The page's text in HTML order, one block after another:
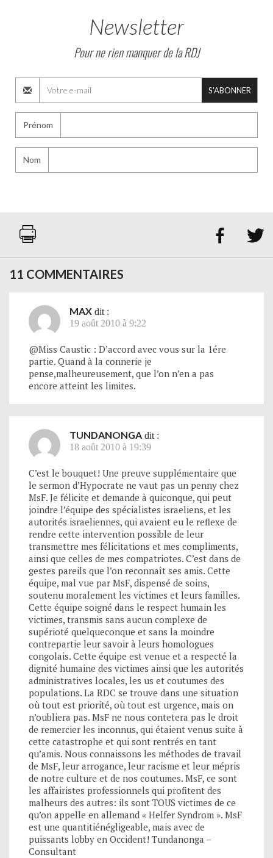
Newsletter
Pour ne rien manquer de la RDJ
S'ABONNER
Prénom
Nom
 
11 COMMENTAIRES
MAX dit :
19 août 2010 à 9:22
@Miss Caustic : D’accord avec vous sur la 1ére
partie. Quand à la connerie je
pense,malheureusement, que l’on n’en a pas
encore atteint les limites.
TUNDANONGA dit :
18 août 2010 à 19:39
C’est le bouquet! Une preuve supplémentaire que
le sermon d’Hypocrate ne vaut pas un penny chez
MsF. Je félicite et demande à quiconque, qui peut
joindre l’équipe des spécialistes israeliens, et les
autorités israeliennes, qui avaient eu le reflexe de
rendre cette intervention possible de leur
transmettre mes félicitations et mes compliments,
ainsi que celles de mes compatriotes. C’est dans de
gestes pareils que l’on reconnaît ses amis. Cette
équipe, mal vue par MsF, dispensé de soins,
soutenu moralement les victimes et leurs familles.
Cette équipe soigné dans le respect humain les
victimes, transmis sans aucun complexe de
supérioté quelqueconque et sans la moindre
contrepartie leur savoir à leurs homologues
congolais. Cette équipe est venue et a respecté la
dignité humaine des victimes ainsi que les autorités
administratives locales, les us et coutumes des
populations. La RDC se trouve dans une situation
où tout est priorité, où tout est urgence, mais on
n’oubliera pas. MsF ne nous contetera pas le droit
de remercier les inconnus, qui étaient venus suite à
cette catastrophe et qui sont rentrés en tant
qu’amis. Nous connaissons les méthodes de travail
de MsF, leur arrogance, leur racisme et leur mépris
de notre culture et de nos coutumes. MsF, ce sont
les affairistes professionnels qui profitent des
malheurs des autres: ils sont TOUS victimes de ce
qu’on appelle en allemand « Helfer Syndrom ». MsF
est une quantitiénégligeable, mais avec de
puissants lobby en Occident! Tundanonga –
Consultant